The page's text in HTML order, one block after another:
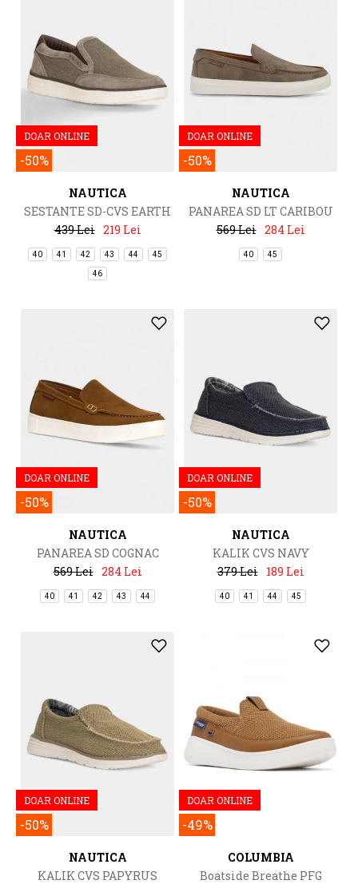
DOAR ONLINE
-50%
NAUTICA
SESTANTE SD-CVS EARTH
439 Lei 219 Lei
40 41 42 43 44 45
46
DOAR ONLINE
-50%
NAUTICA
PANAREA SD LT CARIBOU
569 Lei 284 Lei
40 45
DOAR ONLINE
-50%
NAUTICA
PANAREA SD COGNAC
569 Lei 284 Lei
40 41 42 43 44
DOAR ONLINE
-50%
NAUTICA
KALIK CVS NAVY
379 Lei
189 Lei
40 41 44 45
DOAR ONLINE
-50%
NAUTICA
KALIK CVS PAPYRUS
DOAR ONLINE
-49%
COLUMBIA
Boatside Breathe PFG